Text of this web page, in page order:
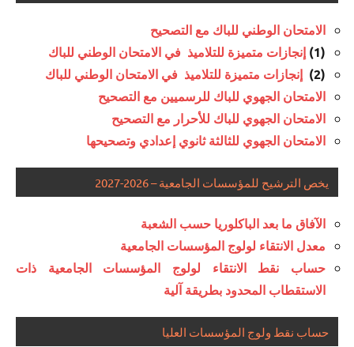
الامتحان الوطني للباك مع التصحيح
(1)
إنجازات متميزة للتلاميذ في الامتحان الوطني للباك
(2)
إنجازات متميزة للتلاميذ في الامتحان الوطني للباك
الامتحان الجهوي للباك للرسميين مع التصحيح
الامتحان الجهوي للباك للأحرار مع التصحيح
الامتحان الجهوي للثالثة ثانوي إعدادي وتصحيحها
يخص الترشيح للمؤسسات الجامعية – 2026-2027
الآفاق ما بعد الباكلوريا حسب الشعبة
معدل الانتقاء لولوج المؤسسات الجامعية
حساب نقط الانتقاء لولوج المؤسسات الجامعية ذات
الاستقطاب المحدود بطريقة آلية
حساب نقط ولوج المؤسسات العليا